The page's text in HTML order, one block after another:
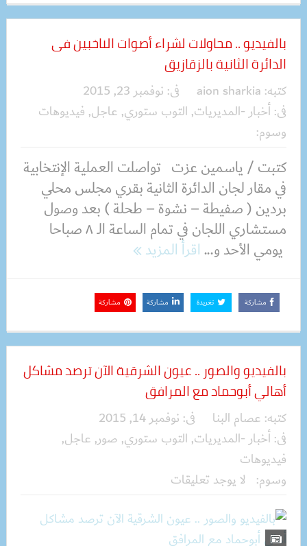
بالفيديو .. محاولات لشراء أصوات الناخبين فى
الدائرة الثانية بالزقازيق
كتبه: aion sharkia فى: نوفمبر 23, 2015
فى:أخبار -المديريات, التوب ستوري, عاجل, فيديوهات
وسوم:
كتبت / ياسمين عزت تواصلت العملية الإنتخابية
في مقار لجان الدائرة الثانية بقري مجلس محلي
بردين ( صفيطة – نشوة – طحلة ) بعد وصول
مستشاري اللجان في تمام الساعة الـ ٨ صباحا
يومي الأحد و...اقرأ المزيد
مشاركة تغريدة مشاركة مشاركة
بالفيديو والصور .. عيون الشرقية الآن ترصد مشاكل
أهالي أبوحماد مع المرافق
كتبه: عصام البنا فى: نوفمبر 14, 2015
فى:أخبار -المديريات, التوب ستوري, صور, عاجل,
فيديوهات
وسوم: لا يوجد تعليقات